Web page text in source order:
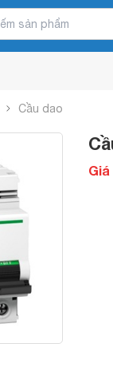
Cầu dao
Giá